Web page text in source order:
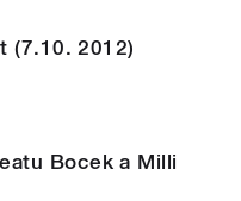
(7.10. 2012)
Bocek a Milli